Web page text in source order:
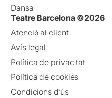
Dansa
Teatre Barcelona ©2026
Atenció al client
Avís legal
Política de privacitat
Política de cookies
Condicions d’ús